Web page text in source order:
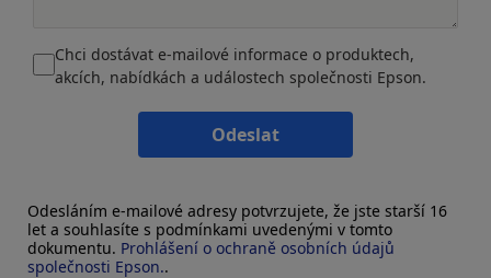
Chci dostávat e-mailové informace o produktech,
akcích, nabídkách a událostech společnosti Epson.
Odeslat
Odesláním e-mailové adresy potvrzujete, že jste starší 16
let a souhlasíte s podmínkami uvedenými v tomto
dokumentu. Prohlášení o ochraně osobních údajů
společnosti Epson..